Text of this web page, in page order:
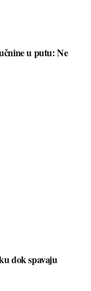
u putu: Ne
dok spavaju